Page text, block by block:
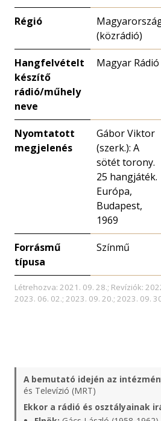
Régió
(közrádió)
Hangfelvételt
készítő
rádió/műhely
neve
Magyar Rádió
Nyomtatott
megjelenés
Gábor Viktor
(szerk.): A
sötét torony.
25 hangjáték.
Európa,
Budapest,
1969
Forrásmű
típusa
Színmű
Létrehozva: 2021. 09. 28.; Revíziók:
2023. 06. 02.; 2023. 09. 20.; 2023. 09.
A bemutató idején az
és Televízió (MRT)
Ekkor a rádió és osztályainak